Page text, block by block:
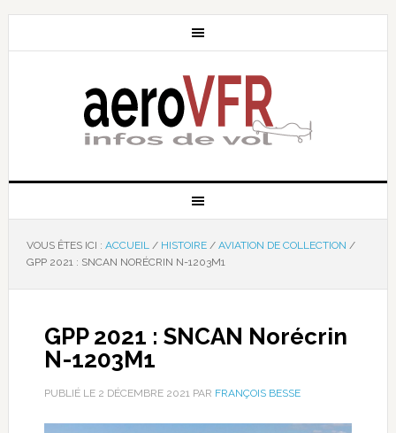
VOUS ÊTES ICI : ACCUEIL / HISTOIRE / AVIATION DE COLLECTION /
GPP 2021 : SNCAN NORÉCRIN N-1203M1
GPP 2021 : SNCAN Norécrin
N-1203M1
PUBLIÉ LE 2 DÉCEMBRE 2021PAR FRANÇOIS BESSE